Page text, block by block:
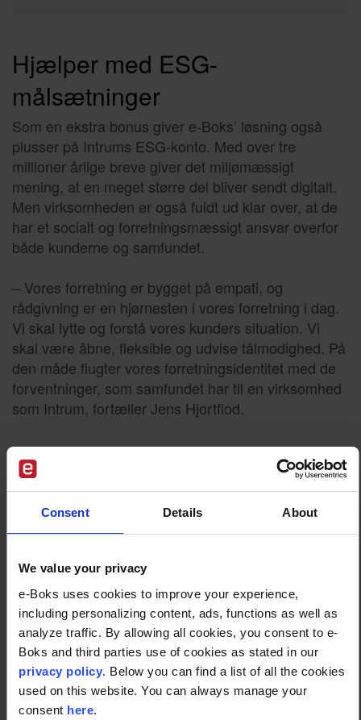
Consent Details About
We value your privacy
e-Boks uses cookies to improve your experience,
including personalizing content, ads, functions as well as
analyze traffic. By allowing all cookies, you consent to e-
Boks and third parties use of cookies as stated in our
privacy policy. Below you can find a list of all the cookies
used on this website. You can always manage your
consent here.
Hjælper med ESG-
målsætninger
Som en ekstra bonus giver e-Boks’ løsning også
plusser på Intrums ESG-konto. Med over tre
millioner årlige breve giver det miljømæssigt
mening, at en meget større del bliver sendt digitalt.
Men virksomheden er også fuldt ud klar over, at de
har et socialt og forretningsmæssigt ansvar overfor
både kunderne og samfundet.
– Vores forretning er bygget på empati, og
rådgivning er en hjørnesten i vores forretning i dag.
Vi skal lytte og forstå vores kunders situation. Vi
skal være åbne, fleksible og udvise tålmodighed. På
den måde flugter vores forretningsidentitet med de
forventninger, som samfundet har til en virksomhed
som Intrum, fortæller Jens Hjortflod.
e-Boks er troværdig og med
høj åbningsrate
kunder via e-Boks, hvis de har navn og adresse, ser
direktøren også en anden fordel ved at sende post
via e-Boks.
I modsætning til andre digitale postløsninger – for
eksempel direct mail – er åbningsraten med e-Boks
markant højere. Faktisk er den blandt de højeste
overhovedet på tværs af kanaler. Hos de mange